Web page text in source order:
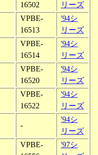
16502
リーズ
VPBE-
16513
'94シ
リーズ
VPBE-
16514
'94シ
リーズ
VPBE-
16520
'94シ
リーズ
VPBE-
16522
'94シ
リーズ
-
'94シ
リーズ
VPBE-
'97シ